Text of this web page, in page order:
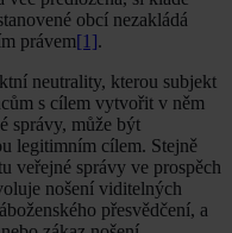
obcí nezakládá
právem[1].
neutrality, kterou subjekt
s cílem vytvořit v něm
správy, může být
legitimním cílem. Stejně
veřejné správy ve prospěch
nošení viditelných
přesvědčení, a